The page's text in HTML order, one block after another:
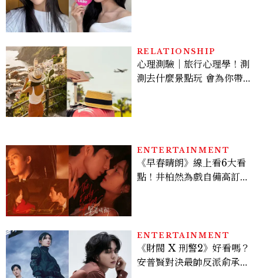
RELATIONSHIP
心理測驗｜旅行心理學！測
測去什麼景點玩 會為你帶來
ENTERTAINMENT
《早春晴朗》線上看6大看
點！井柏然為戲自備高訂，
ENTERTAINMENT
《財閥 X 刑警2》好看嗎？
安普賢對決最帥反派俞承